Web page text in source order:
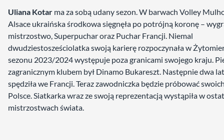
Uliana Kotar ma za sobą udany sezon. W barwach Volley
Alsace ukraińska środkowa sięgnęła po potrójną koronę –
mistrzostwo, Superpuchar oraz Puchar Francji. Niemal
dwudziestosześciolatka swoją karierę rozpoczynała w
sezonu 2023/2024 występuje poza granicami swojego kraju.
zagranicznym klubem był Dinamo Bukareszt. Następnie dwa
spędziła we Francji. Teraz zawodniczka będzie próbować
Polsce. Siatkarka wraz ze swoją reprezentacją wystąpiła w
mistrzostwach świata.